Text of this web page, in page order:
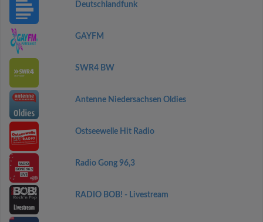
Deutschlandfunk
GAYFM
SWR4 BW
Antenne Niedersachsen Oldies
Ostseewelle Hit Radio
Radio Gong 96,3
RADIO BOB! - Livestream